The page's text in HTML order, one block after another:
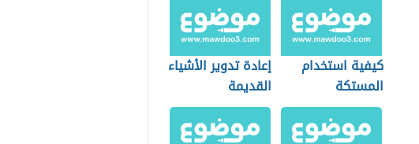
كيفية استخدام
المستكة
إعادة تدوير الأشياء
القديمة